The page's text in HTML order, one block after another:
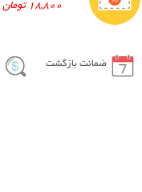
18,800 تومان
ضمانت بازگشت